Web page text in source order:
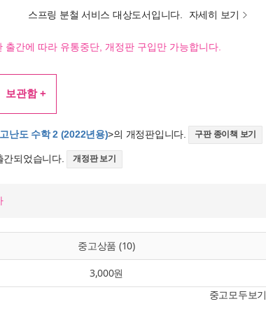
스프링 분철 서비스 대상도서입니다. 자세히 보기
출간에 따라 유통중단, 개정판 구입만 가능합니다.
보관함 +
난도 수학 2 (2022년용)>의 개정판입니다. 구판 종이책 보기
되었습니다. 개정판 보기
중고상품 (10)
3,000원
중고모두보기